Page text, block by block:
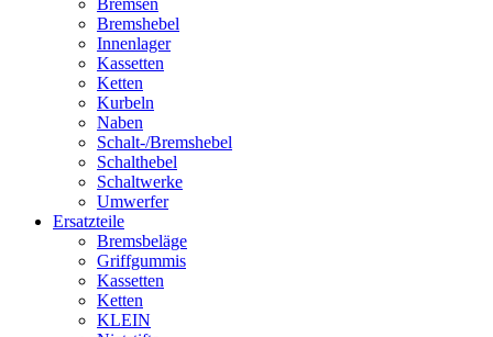
Bremsen
Bremshebel
Innenlager
Kassetten
Ketten
Kurbeln
Naben
Schalt-/Bremshebel
Schalthebel
Schaltwerke
Umwerfer
Ersatzteile
Bremsbeläge
Griffgummis
Kassetten
Ketten
KLEIN